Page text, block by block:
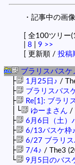
・記事中の画
[ 全100ツリ
8 9 >>
[ 更新順 / 投稿
ブラリスバスケ
├ 1月25日♪ /
├ ブラリスバス
├ Re[1]: ブラリ
│└ ゆーまさん /
├ 6月6日（土）
├ 6/13バスケ枠♪
├ 6/27 ブラリス
├ 7/4♪ / The3
└ 9月5日のバス